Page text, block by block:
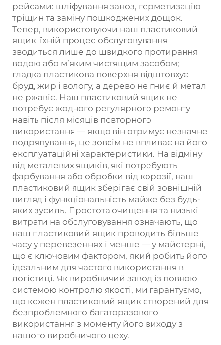
рейсами: шліфування заноз, герметизацію
тріщин та заміну пошкоджених дощок.
Тепер, використовуючи наш пластиковий
ящик, їхній процес обслуговування
зводиться лише до швидкого протирання
водою або м’яким чистящим засобом;
гладка пластикова поверхня відштовхує
бруд, жир і вологу, а дерево не гниє й метал
не ржавіє. Наш пластиковий ящик не
потребує жодного регулярного ремонту
навіть після місяців повторного
використання — якщо він отримує незначне
подряпування, це зовсім не впливає на його
експлуатаційні характеристики. На відміну
від металевих ящиків, які потребують
фарбування або обробки від корозії, наш
пластиковий ящик зберігає свій зовнішній
вигляд і функціональність майже без будь-
яких зусиль. Простота очищення та низькі
витрати на обслуговування означають, що
наш пластиковий ящик проводить більше
часу у перевезеннях і менше — у майстерні,
що є ключовим фактором, який робить його
ідеальним для частого використання в
логістиці. Як виробничий завод із повною
системою контролю якості, ми гарантуємо,
що кожен пластиковий ящик створений для
безпроблемного багаторазового
використання з моменту його виходу з
нашого виробничого цеху.